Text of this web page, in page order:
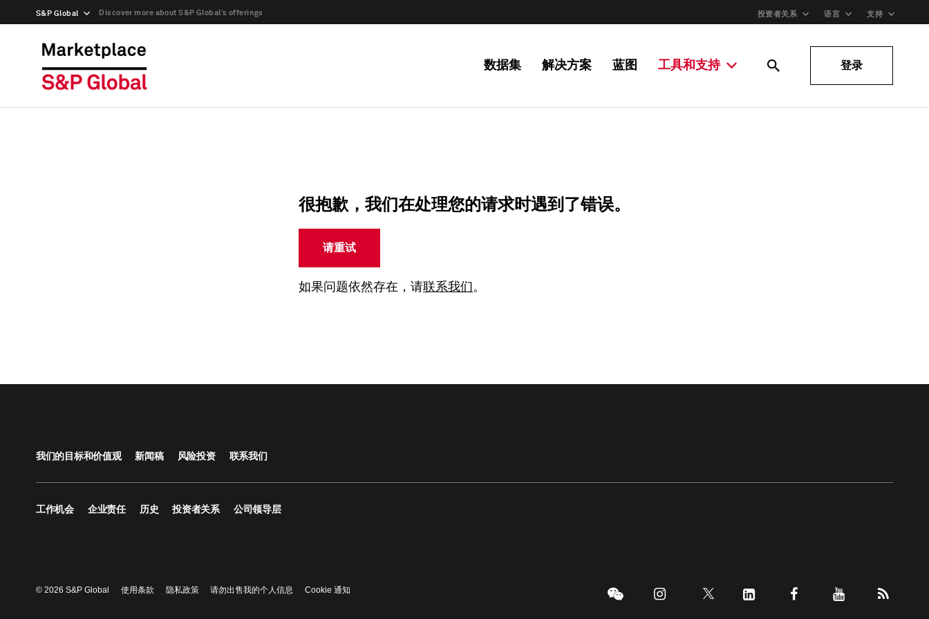
S&P Global Discover more about S&P Global’s offerings 投资者关系 语言 支持
数据集 解决方案 蓝图 工具和支持 登录
很抱歉，我们在处理您的请求时遇到了错误。
请重试
如果问题依然存在，请联系我们 。
我们的目标和价值观 新闻稿 风险投资 联系我们
工作机会 企业责任 历史 投资者关系 公司领导层
© 2026 S&P Global 使用条款 隐私政策 请勿出售我的个人信息 Cookie 通知